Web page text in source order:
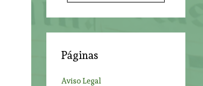
r
Páginas
Aviso Legal